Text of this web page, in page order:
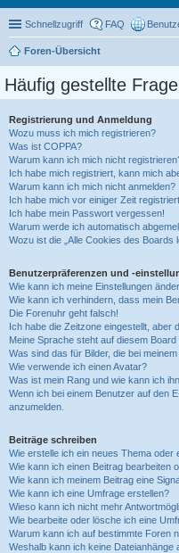
Schnellzugriff FAQ
Foren-Übersicht
Häufig gestellte
Registrierung und Anmeldung
Wozu muss ich mich registrieren?
Was ist COPPA?
Warum kann ich mich nicht
Ich habe mich registriert, kann mich
Warum kann ich mich nicht anmelden?
Ich habe mich vor einiger Zeit
Ich habe mein Passwort vergessen!
Warum werde ich automatisch
Wozu ist die „Alle Cookies des Boards
Benutzerpräferenzen und -
Wie kann ich meine Einstellungen
Wie kann ich verhindern, dass mein
Die Forenuhr geht falsch!
Ich habe die Zeitzone eingestellt, aber
Meine Sprache steht auf diesem
Was sind das für Bilder, die bei
Wie verwende ich einen Avatar?
Was ist mein Rang und wie kann ich
Wenn ich bei einem Benutzer auf den
anzumelden.
Beiträge schreiben
Wie erstelle ich ein neues Thema oder
Wie kann ich einen Beitrag bearbeiten
Wie kann ich meinem Beitrag eine
Wie kann ich eine Umfrage erstellen?
Wieso kann ich nicht mehr
Wie bearbeite oder lösche ich eine
Warum kann ich auf bestimmte Foren
Weshalb kann ich keine Dateianhänge